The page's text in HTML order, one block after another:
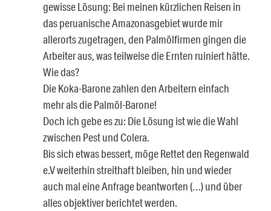
gewisse Lösung: Bei meinen kürzlichen Reisen in
das peruanische Amazonasgebiet wurde mir
allerorts zugetragen, den Palmölfirmen gingen die
Arbeiter aus, was teilweise die Ernten ruiniert hätte.
Wie das?
Die Koka-Barone zahlen den Arbeitern einfach
mehr als die Palmöl-Barone!
Doch ich gebe es zu: Die Lösung ist wie die Wahl
zwischen Pest und Colera.
Bis sich etwas bessert, möge Rettet den Regenwald
e.V weiterhin streithaft bleiben, hin und wieder
auch mal eine Anfrage beantworten (…) und über
alles objektiver berichtet werden.